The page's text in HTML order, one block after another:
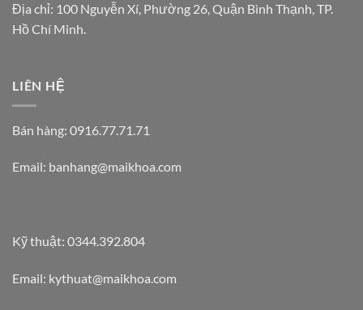
Địa chỉ: 100 Nguyễn Xí, Phường 26, Quận Bình Thạnh, TP.
Hồ Chí Minh.
LIÊN HỆ
Bán hàng: 0916.77.71.71
Email: banhang@maikhoa.com
Kỹ thuật: 0344.392.804
Email: kythuat@maikhoa.com